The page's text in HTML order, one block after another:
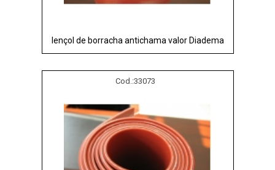
lençol de borracha antichama valor Diadema
Cod.:33073